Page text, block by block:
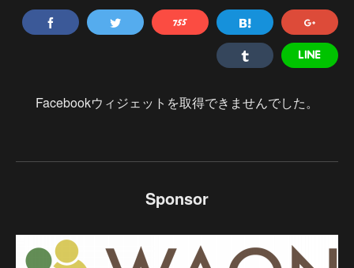
Facebookウィジェットを取得できませんでした。
Sponsor